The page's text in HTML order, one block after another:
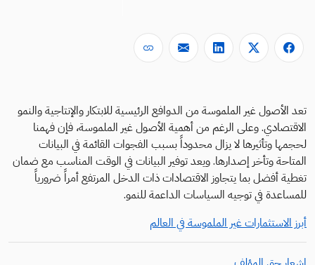
تعد الأصول غير الملموسة من الدوافع الرئيسية للابتكار والإنتاجية والنمو
الاقتصادي. وعلى الرغم من أهمية الأصول غير الملموسة، فإن فهمنا
لحجمها وتأثيرها لا يزال محدوداً بسبب الفجوات القائمة في البيانات
المتاحة وتأخر إصدارها. ويعد توفير البيانات في الوقت المناسب مع ضمان
تغطية أفضل بما يتجاوز الاقتصادات ذات الدخل المرتفع أمراً ضرورياً
للمساعدة في توجيه السياسات الداعمة للنمو.
أبرز الاستثمارات غير الملموسة في العالم